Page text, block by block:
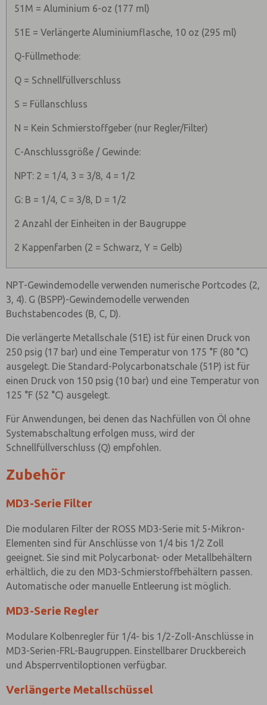
51M = Aluminium 6-oz (177 ml)
51E = Verlängerte Aluminiumflasche, 10 oz (295 ml)
Q-Füllmethode:
Q = Schnellfüllverschluss
S = Füllanschluss
N = Kein Schmierstoffgeber (nur Regler/Filter)
C-Anschlussgröße / Gewinde:
NPT: 2 = 1/4, 3 = 3/8, 4 = 1/2
G: B = 1/4, C = 3/8, D = 1/2
2 Anzahl der Einheiten in der Baugruppe
2 Kappenfarben (2 = Schwarz, Y = Gelb)
NPT-Gewindemodelle verwenden numerische Portcodes (2,
3, 4). G (BSPP)-Gewindemodelle verwenden
Buchstabencodes (B, C, D).
Die verlängerte Metallschale (51E) ist für einen Druck von
250 psig (17 bar) und eine Temperatur von 175 °F (80 °C)
ausgelegt. Die Standard-Polycarbonatschale (51P) ist für
einen Druck von 150 psig (10 bar) und eine Temperatur von
125 °F (52 °C) ausgelegt.
Für Anwendungen, bei denen das Nachfüllen von Öl ohne
Systemabschaltung erfolgen muss, wird der
Schnellfüllverschluss (Q) empfohlen.
Zubehör
MD3-Serie Filter
Die modularen Filter der ROSS MD3-Serie mit 5-Mikron-
Elementen sind für Anschlüsse von 1/4 bis 1/2 Zoll
geeignet. Sie sind mit Polycarbonat- oder Metallbehältern
erhältlich, die zu den MD3-Schmierstoffbehältern passen.
Automatische oder manuelle Entleerung ist möglich.
MD3-Serie Regler
Modulare Kolbenregler für 1/4- bis 1/2-Zoll-Anschlüsse in
MD3-Serien-FRL-Baugruppen. Einstellbarer Druckbereich
und Absperrventiloptionen verfügbar.
Verlängerte Metallschüssel